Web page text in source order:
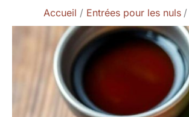
Accueil Entrées pour les nuls